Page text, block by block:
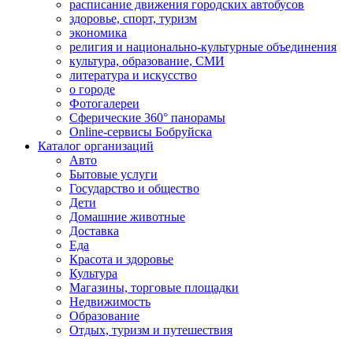
расписание движения городских автобусов
здоровье, спорт, туризм
экономика
религия и национально-культурные объединения
культура, образование, СМИ
литература и искусство
о городе
Фотогалереи
Сферические 360° панорамы
Online-сервисы Бобруйска
Каталог организаций
Авто
Бытовые услуги
Государство и общество
Дети
Домашние животные
Доставка
Еда
Красота и здоровье
Культура
Магазины, торговые площадки
Недвижимость
Образование
Отдых, туризм и путешествия